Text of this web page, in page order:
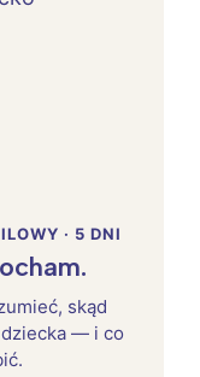
· 5 DNI
skąd
— i co